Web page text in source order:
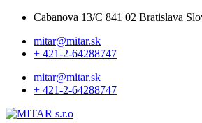
Cabanova 13/C 841 02 Bratislava
mitar@mitar.sk
+ 421-2-64288747
mitar@mitar.sk
+ 421-2-64288747